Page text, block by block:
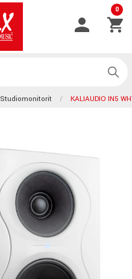
0
Studiomonitorit KALIAUDIO IN5